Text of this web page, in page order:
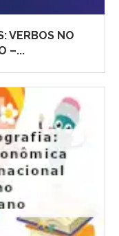
VERBOS NO
–...